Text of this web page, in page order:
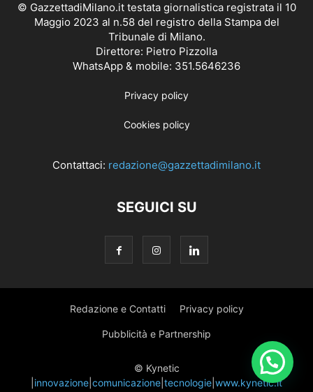
© GazzettadiMilano.it testata giornalistica registrata il 10
Maggio 2023 al n.58 del registro della Stampa del
Tribunale di Milano.
Direttore: Pietro Pizzolla
WhatsApp & mobile: 351.5646236
Privacy policy
Cookies policy
Contattaci: redazione@gazzettadimilano.it
SEGUICI SU
Redazione e Contatti Privacy policy
Pubblicità e Partnership
© Kynetic
innovazione comunicazione tecnologie www.kynetic.it